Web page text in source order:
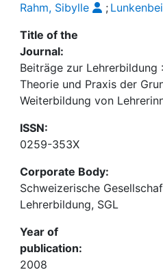
Rahm, Sibylle
;
Title of the
Journal:
Beiträge zur Lehrerbildung
Theorie und Praxis der
Weiterbildung von
ISSN:
0259-353X
Corporate Body:
Schweizerische
Lehrerbildung, SGL
Year of
publication:
2008